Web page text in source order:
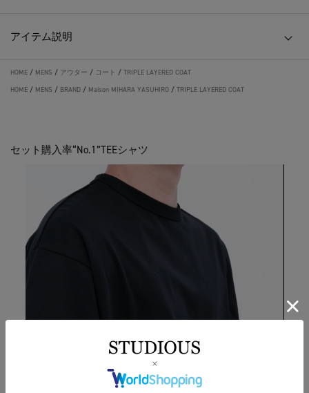
アイテム説明
HOME / MENS / アウター / コート / TRIPLE LAYERED COAT
HOME / MENS / BRAND / Maison MIHARA YASUHIRO / TRIPLE LAYERED COAT
セット購入率“No.1”TEEシャツ